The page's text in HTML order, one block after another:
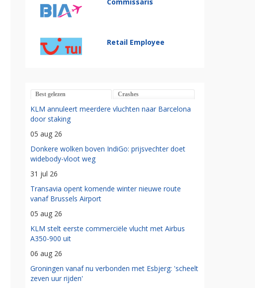
Retail Employee
Best gelezen Crashes
KLM annuleert meerdere vluchten naar Barcelona
door staking
05 aug 26
Donkere wolken boven IndiGo: prijsvechter doet
widebody-vloot weg
31 jul 26
Transavia opent komende winter nieuwe route
vanaf Brussels Airport
05 aug 26
KLM stelt eerste commerciële vlucht met Airbus
A350-900 uit
06 aug 26
Groningen vanaf nu verbonden met Esbjerg: 'scheelt
zeven uur rijden'